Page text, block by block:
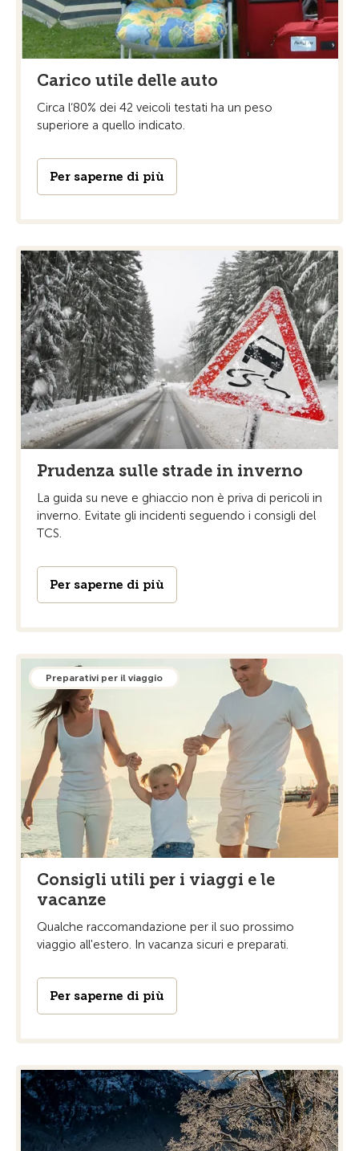
Carico utile delle auto
Circa l‘80% dei 42 veicoli testati ha un peso
superiore a quello indicato.
Per saperne di più
Prudenza sulle strade in inverno
La guida su neve e ghiaccio non è priva di pericoli in
inverno. Evitate gli incidenti seguendo i consigli del
TCS.
Per saperne di più
Preparativi per il viaggio
Consigli utili per i viaggi e le
vacanze
Qualche raccomandazione per il suo prossimo
viaggio all'estero. In vacanza sicuri e preparati.
Per saperne di più